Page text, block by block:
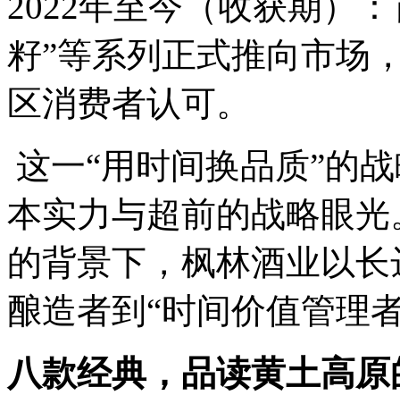
籽”等系列正式推向市场
区消费者认可。
这一“用时间换品质”的
本实力与超前的战略眼
的背景下，枫林酒业以
酿造者到“时间价值管理
八款经典，品读黄土高